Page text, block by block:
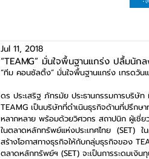
“TEAMG” มั่นใจพื้นฐานแกร่ง ปลื้มนัก
Jul 11, 2018
“ทีม คอนซัลติ้ง” มั่นใจพื้นฐานแกร่ง เทรดวั
ดร ประเสริฐ ภัทรมัย ประธานกรรมการบริษั
TEAMG เป็นบริษัทที่ดำเนินธุรกิจด้านที่ปรึกษ
หลากหลาย พร้อมด้วยวิศวกร สถาปนิก ผู้เชี่ย
ในตลาดหลักทรัพย์แห่งประเทศไทย  (SET)
สร้างโอกาสทางธุรกิจให้กับกลุ่มธุรกิจของ
ตลาดหลักทรัพย์ฯ (SET) จะเป็นการระดมเงิน